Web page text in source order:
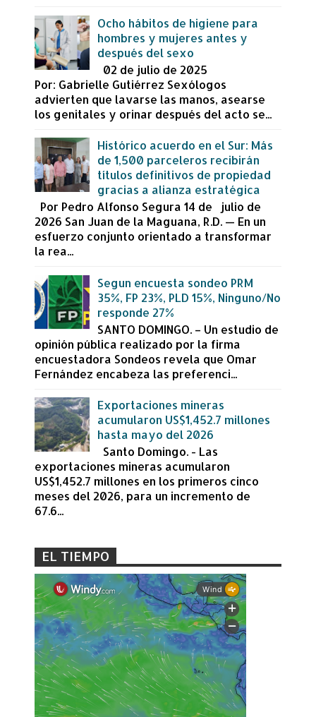
Ocho hábitos de higiene para
hombres y mujeres antes y
después del sexo
02 de julio de 2025
Por: Gabrielle Gutiérrez Sexólogos
advierten que lavarse las manos, asearse
los genitales y orinar después del acto se...
Histórico acuerdo en el Sur: Más
de 1,500 parceleros recibirán
títulos definitivos de propiedad
gracias a alianza estratégica
Por Pedro Alfonso Segura 14 de julio de
2026 San Juan de la Maguana, R.D. — En un
esfuerzo conjunto orientado a transformar
la rea...
Segun encuesta sondeo PRM
35%, FP 23%, PLD 15%, Ninguno/No
responde 27%
SANTO DOMINGO. – Un estudio de
opinión pública realizado por la firma
encuestadora Sondeos revela que Omar
Fernández encabeza las preferenci...
Exportaciones mineras
acumularon US$1,452.7 millones
hasta mayo del 2026
Santo Domingo. - Las
exportaciones mineras acumularon
US$1,452.7 millones en los primeros cinco
meses del 2026, para un incremento de
67.6...
EL TIEMPO